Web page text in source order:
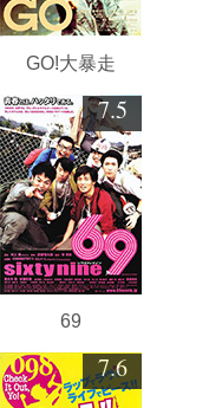
GO!大暴走
7.5
69
7.6